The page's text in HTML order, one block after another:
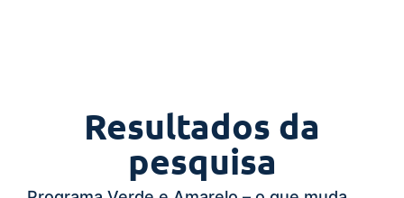
Resultados da
pesquisa